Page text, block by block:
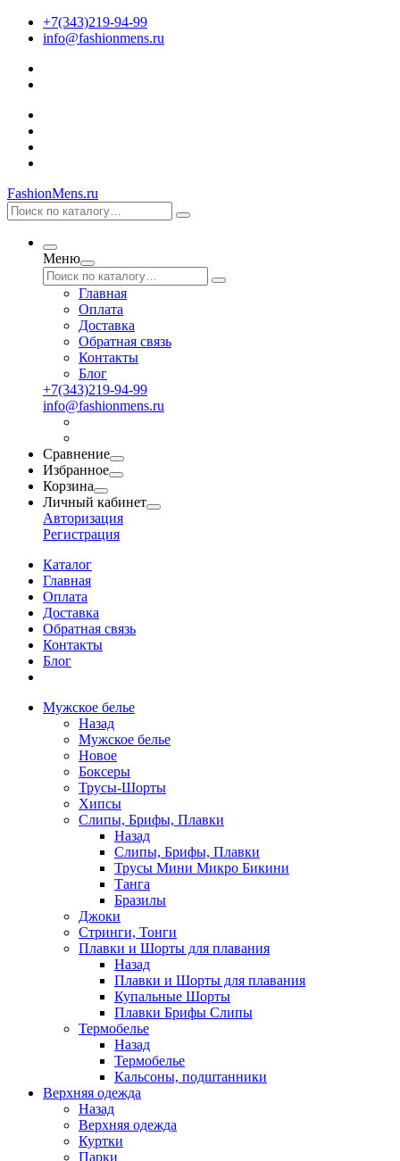
+7(343)219-94-99
info@fashionmens.ru
FashionMens.ru
Меню
Главная
Оплата
Доставка
Обратная связь
Контакты
Блог
+7(343)219-94-99
info@fashionmens.ru
Сравнение
Избранное
Корзина
Личный кабинет
Авторизация
Регистрация
Каталог
Главная
Оплата
Доставка
Обратная связь
Контакты
Блог
Мужское белье
Назад
Мужское белье
Новое
Боксеры
Трусы-Шорты
Хипсы
Слипы, Брифы, Плавки
Назад
Слипы, Брифы, Плавки
Трусы Мини Микро Бикини
Танга
Бразилы
Джоки
Стринги, Тонги
Плавки и Шорты для плавания
Назад
Плавки и Шорты для плавания
Купальные Шорты
Плавки Брифы Слипы
Термобелье
Назад
Термобелье
Кальсоны, подштанники
Верхняя одежда
Назад
Верхняя одежда
Куртки
Парки